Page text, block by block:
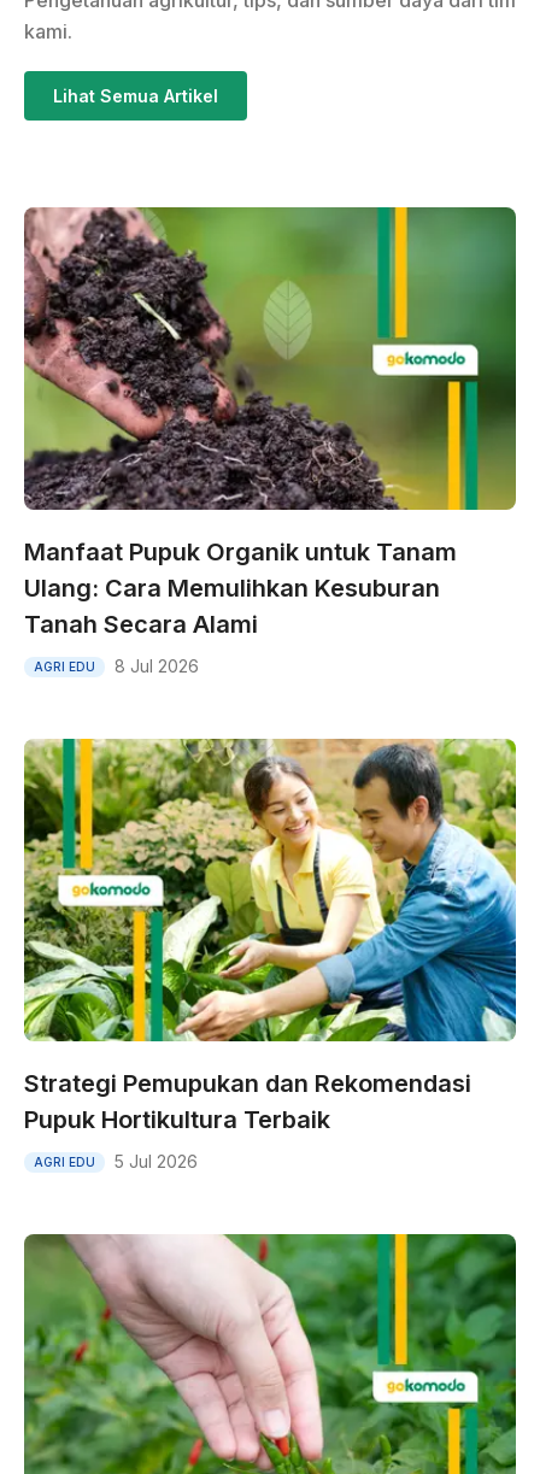
kami.
Lihat Semua Artikel
Manfaat Pupuk Organik untuk Tanam
Ulang: Cara Memulihkan Kesuburan
Tanah Secara Alami
AGRI EDU 8 Jul 2026
Strategi Pemupukan dan Rekomendasi
Pupuk Hortikultura Terbaik
AGRI EDU 5 Jul 2026